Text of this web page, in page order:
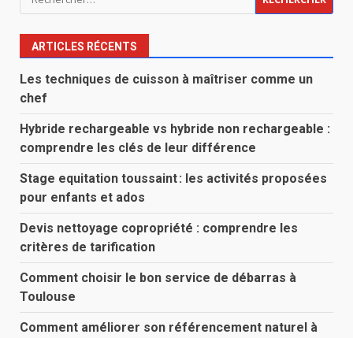
ARTICLES RÉCENTS
Les techniques de cuisson à maîtriser comme un
chef
Hybride rechargeable vs hybride non rechargeable :
comprendre les clés de leur différence
Stage equitation toussaint : les activités proposées
pour enfants et ados
Devis nettoyage copropriété : comprendre les
critères de tarification
Comment choisir le bon service de débarras à
Toulouse
Comment améliorer son référencement naturel à